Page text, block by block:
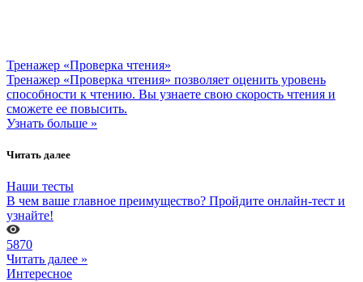
Тренажер «Проверка чтения»
Тренажер «Проверка чтения» позволяет оценить уровень
способности к чтению. Вы узнаете свою скорость чтения и
сможете ее повысить.
Узнать больше »
Читать далее
Наши тесты
В чем ваше главное преимущество? Пройдите онлайн-тест и
узнайте!
5870
Читать далее »
Интересное